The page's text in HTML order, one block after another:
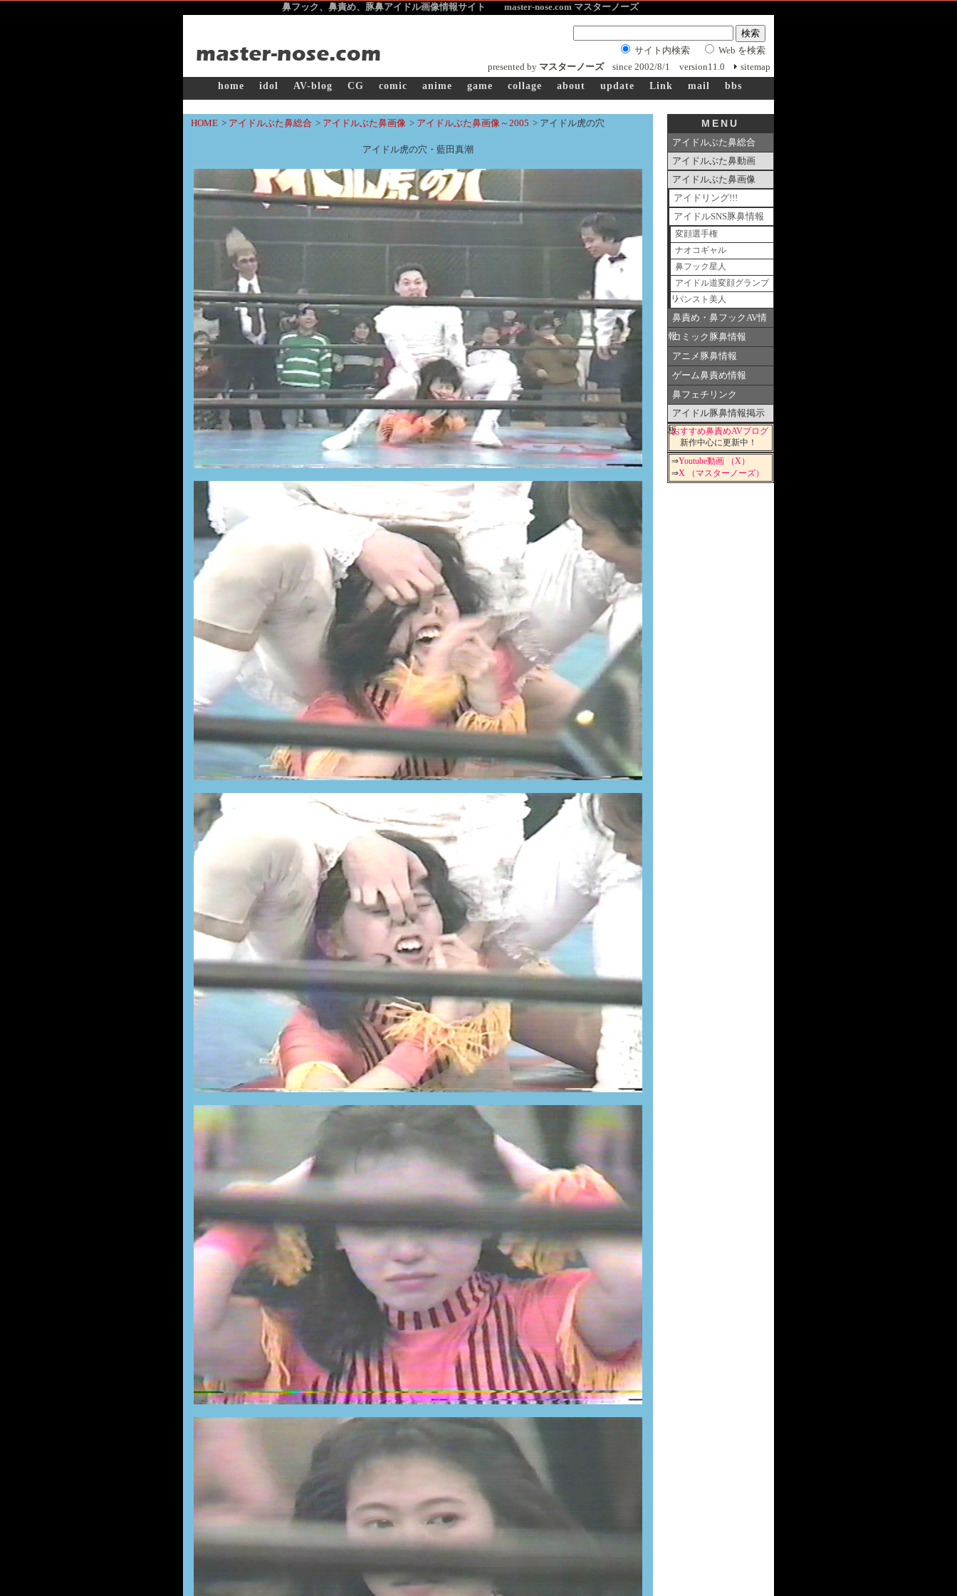
鼻フック、鼻責め、豚鼻アイドル画像情報サイト master-nose.com マスターノーズ
サイト内検索
Web を検索
presented by マスターノーズ since 2002/8/1 version11.0
sitemap
home
idol AV-blog CG comic anime game collage about update Link mail bbs
HOME > アイドルぶた鼻総合 > アイドルぶた鼻画像 > アイドルぶた鼻画像～2005 > アイドル虎の穴
アイドル虎の穴・藍田真潮
MENU
アイドルぶた鼻総合
アイドルぶた鼻動画
アイドルぶた鼻画像
アイドリング!!!
アイドルSNS豚鼻情報
変顔選手権
ナオコギャル
鼻フック星人
アイドル道変顔グランプ
リパンスト美人
鼻責め・鼻フックAV情
報コミック豚鼻情報
アニメ豚鼻情報
ゲーム鼻責め情報
鼻フェチリンク
アイドル豚鼻情報掲示
板おすすめ鼻責めAVブログ
新作中心に更新中！
⇒Youtube動画 （X）
⇒X （マスターノーズ）